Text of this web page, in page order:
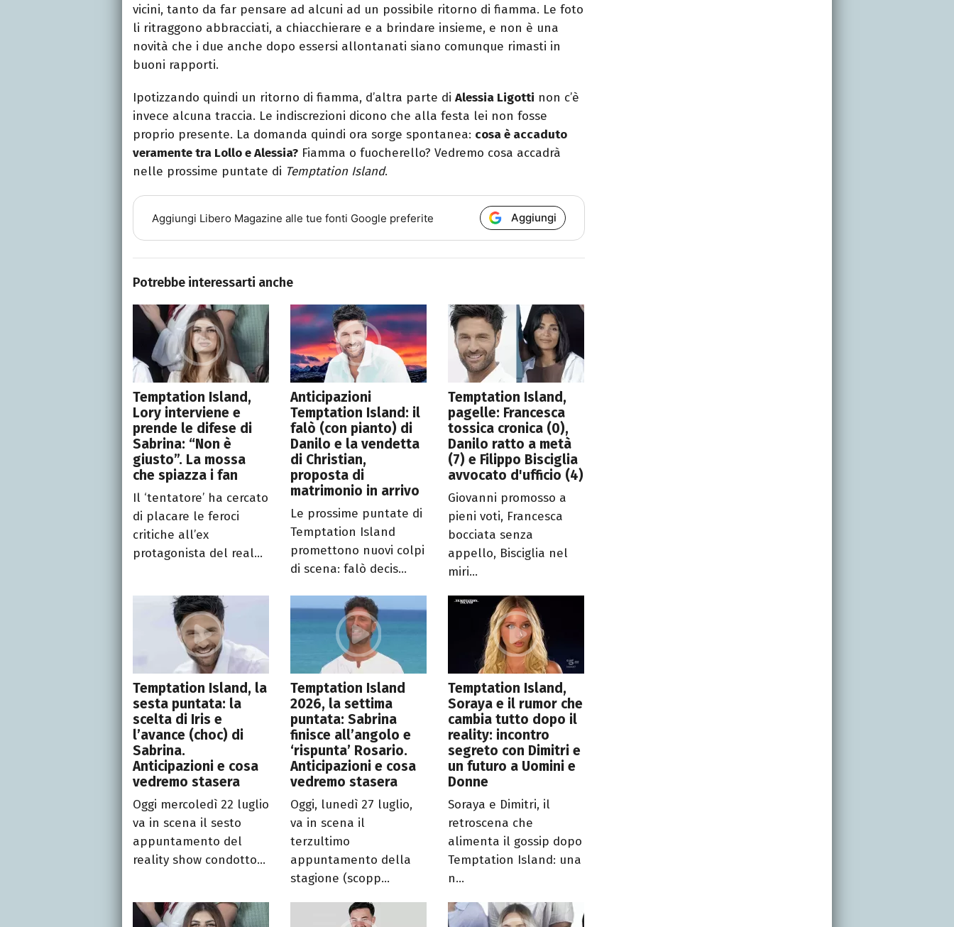
vicini, tanto da far pensare ad alcuni ad un possibile ritorno di fiamma. Le foto
li ritraggono abbracciati, a chiacchierare e a brindare insieme, e non è una
novità che i due anche dopo essersi allontanati siano comunque rimasti in
buoni rapporti.
Ipotizzando quindi un ritorno di fiamma, d’altra parte di Alessia Ligotti non c’è
invece alcuna traccia. Le indiscrezioni dicono che alla festa lei non fosse
proprio presente. La domanda quindi ora sorge spontanea: cosa è accaduto
veramente tra Lollo e Alessia? Fiamma o fuocherello? Vedremo cosa accadrà
nelle prossime puntate di Temptation Island.
Aggiungi Libero Magazine alle tue fonti Google preferite Aggiungi
Potrebbe interessarti anche
Temptation Island,
Lory interviene e
prende le difese di
Sabrina: “Non è
giusto”. La mossa
che spiazza i fan
Il ‘tentatore’ ha cercato
di placare le feroci
critiche all’ex
protagonista del real...
Anticipazioni
Temptation Island: il
falò (con pianto) di
Danilo e la vendetta
di Christian,
proposta di
matrimonio in arrivo
Le prossime puntate di
Temptation Island
promettono nuovi colpi
di scena: falò decis...
Temptation Island,
pagelle: Francesca
tossica cronica (0),
Danilo ratto a metà
(7) e Filippo Bisciglia
avvocato d'ufficio (4)
Giovanni promosso a
pieni voti, Francesca
bocciata senza
appello, Bisciglia nel
miri...
Temptation Island, la
sesta puntata: la
scelta di Iris e
l’avance (choc) di
Sabrina.
Anticipazioni e cosa
vedremo stasera
Oggi mercoledì 22 luglio
va in scena il sesto
appuntamento del
reality show condotto...
Temptation Island
2026, la settima
puntata: Sabrina
finisce all’angolo e
‘rispunta’ Rosario.
Anticipazioni e cosa
vedremo stasera
Oggi, lunedì 27 luglio,
va in scena il
terzultimo
appuntamento della
stagione (scopp...
Temptation Island,
Soraya e il rumor che
cambia tutto dopo il
reality: incontro
segreto con Dimitri e
un futuro a Uomini e
Donne
Soraya e Dimitri, il
retroscena che
alimenta il gossip dopo
Temptation Island: una
n...